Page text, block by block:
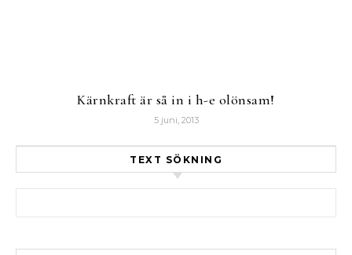
Kärnkraft är så in i h-e olönsam!
5 juni, 2013
TEXT SÖKNING